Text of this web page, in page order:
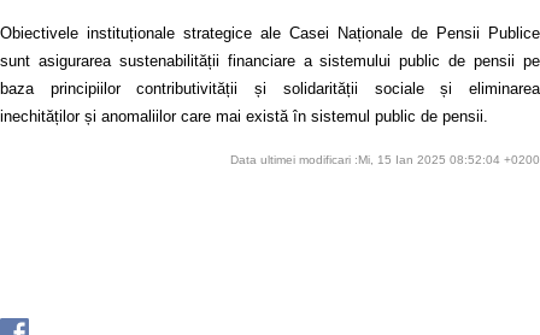
Obiectivele instituționale strategice ale Casei Naționale de Pensii Publice
sunt asigurarea sustenabilității financiare a sistemului public de pensii pe
baza principiilor contributivității și solidarității sociale și eliminarea
inechităților și anomaliilor care mai există în sistemul public de pensii.
Data ultimei modificari :Mi, 15 Ian 2025 08:52:04 +0200